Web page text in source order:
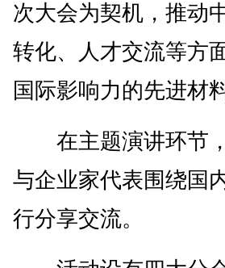
次大会为契机，推动
转化、人才交流等方
国际影响力的先进材
在主题演讲环节，
与企业家代表围绕国
行分享交流。